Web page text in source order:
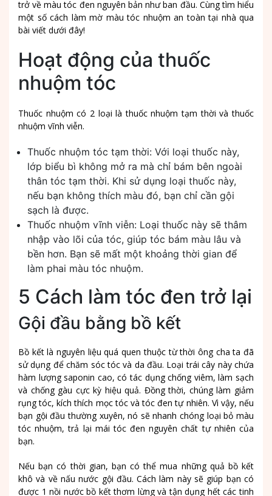
trở về màu tóc đen nguyên bản như ban đầu. Cùng tìm hiểu
một số cách làm mờ màu tóc nhuộm an toàn tại nhà qua
bài viết dưới đây!
Hoạt động của thuốc
nhuộm tóc
Thuốc nhuộm có 2 loại là thuốc nhuộm tạm thời và thuốc
nhuộm vĩnh viễn.
Thuốc nhuộm tóc tạm thời: Với loại thuốc này,
lớp biểu bì không mở ra mà chỉ bám bên ngoài
thân tóc tạm thời. Khi sử dụng loại thuốc này,
nếu bạn không thích màu đó, bạn chỉ cần gội
sạch là được.
Thuốc nhuộm vĩnh viễn: Loại thuốc này sẽ thâm
nhập vào lõi của tóc, giúp tóc bám màu lâu và
bền hơn. Bạn sẽ mất một khoảng thời gian để
làm phai màu tóc nhuộm.
5 Cách làm tóc đen trở lại
Gội đầu bằng bồ kết
Bồ kết là nguyên liệu quá quen thuộc từ thời ông cha ta đã
sử dụng để chăm sóc tóc và da đầu. Loại trái cây này chứa
hàm lượng saponin cao, có tác dụng chống viêm, làm sạch
và chống gàu cực kỳ hiệu quả. Đồng thời, chúng làm giảm
rụng tóc, kích thích mọc tóc và tóc đen tự nhiên. Vì vậy, nếu
bạn gội đầu thường xuyên, nó sẽ nhanh chóng loại bỏ màu
tóc nhuộm, trả lại mái tóc đen nguyên chất tự nhiên của
bạn.
Nếu bạn có thời gian, bạn có thể mua những quả bồ kết
khô và về nấu nước gội đầu. Cách làm này sẽ giúp bạn có
được 1 nồi nước bồ kết thơm lừng và tận dụng hết các tinh